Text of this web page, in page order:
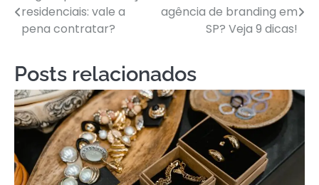
de
residenciais: vale a
pena contratar?
agência de branding em
SP? Veja 9 dicas!
Posts relacionados